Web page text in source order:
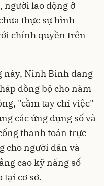
người lao động ở
thực sự hình
chính quyền trên
này, Ninh Bình đang
đồng bộ cho năm
"cầm tay chỉ việc"
các ứng dụng số và
thanh toán trực
cho người dân và
cao kỹ năng số
tại cơ sở.